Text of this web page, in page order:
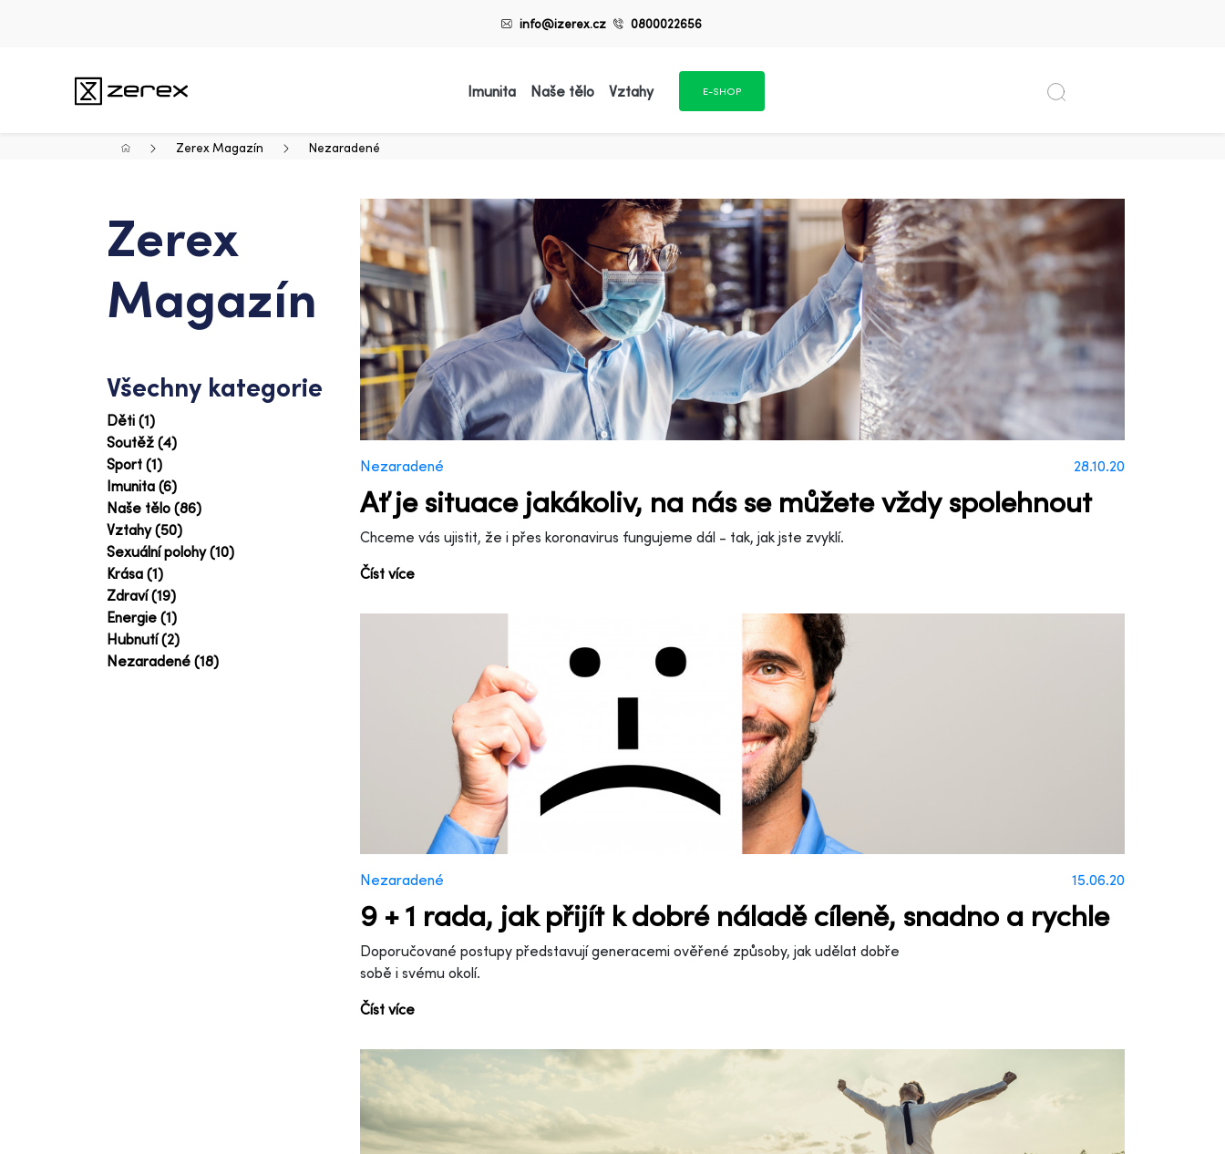
info@izerex.cz 0800022656
Imunita Naše tělo Vztahy E-SHOP
Zerex Magazín Nezaradené
Zerex
Magazín
Všechny kategorie
Děti (1)
Soutěž (4)
Sport (1)
Imunita (6)
Naše tělo (86)
Vztahy (50)
Sexuální polohy (10)
Krása (1)
Zdraví (19)
Energie (1)
Hubnutí (2)
Nezaradené (18)
Nezaradené 28.10.20
Ať je situace jakákoliv, na nás se můžete vždy spolehnout
Chceme vás ujistit, že i přes koronavirus fungujeme dál - tak, jak jste zvyklí.
Číst více
Nezaradené 15.06.20
9 + 1 rada, jak přijít k dobré náladě cíleně, snadno a rychle
Doporučované postupy představují generacemi ověřené způsoby, jak udělat dobře
sobě i svému okolí.
Číst více